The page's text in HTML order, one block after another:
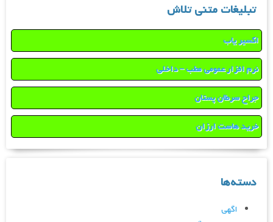
تبلیغات متنی تلاش
اکسیر یاب
نرم افزار عمومی مطب – داخلی
جراح سرطان پستان
خرید هاست ارزان
دسته‌ها
اگهی